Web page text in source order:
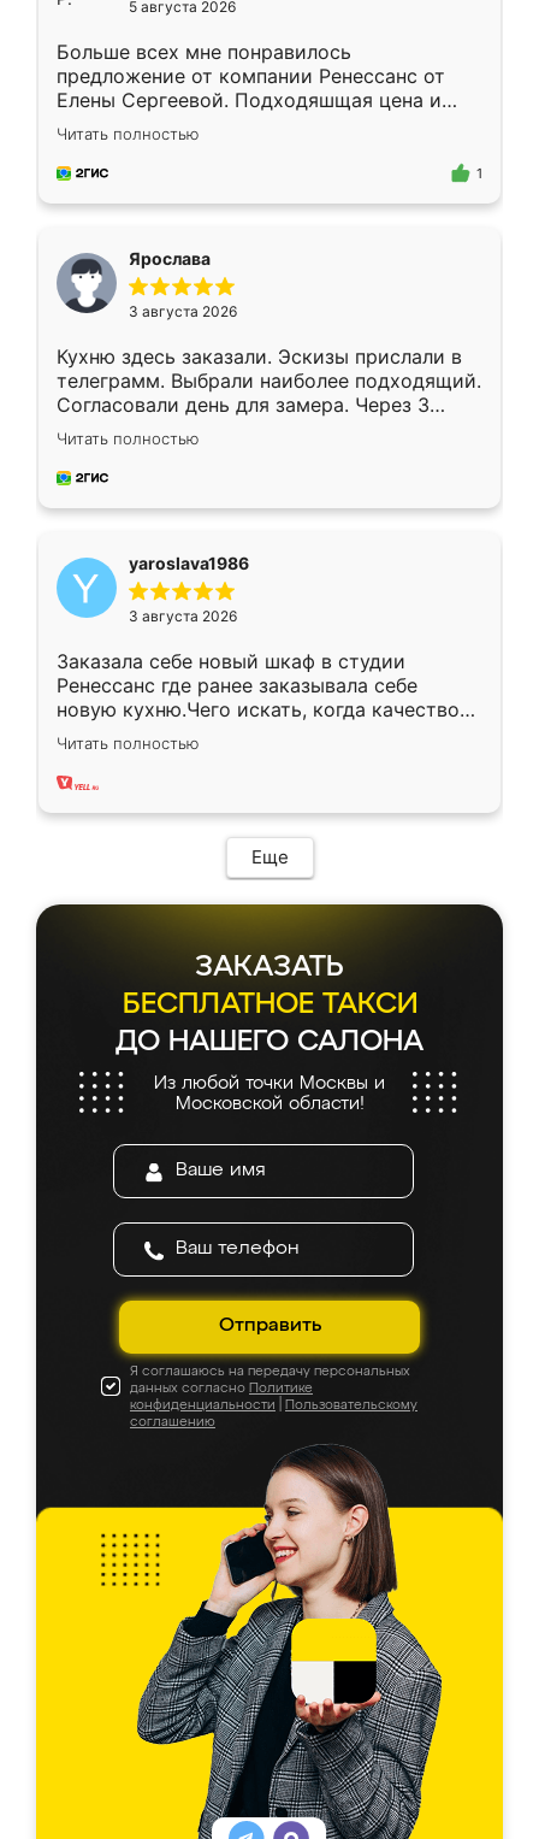
5 августа 2026
Больше всех мне понравилось
предложение от компании Ренессанс от
Елены Сергеевой. Подходяшщая цена и
короткие сроки изготовления. Приехавший
для замера сотрудник Владислав
предложил по моему эскизу самый
Читать полностью
1
Ярослава
3 августа 2026
Кухню здесь заказали. Эскизы прислали в
телеграмм. Выбрали наиболее подходящий.
Согласовали день для замера. Через 3
недели кухня была уже готова. Остались
довольны работой. Спасибо Ренессанс
мебель за качественную работу!
Читать полностью
yaroslava1986
3 августа 2026
Заказала себе новый шкаф в студии
Ренессанс где ранее заказывала себе
новую кухню.Чего искать, когда качеством
вполне довольна. Служит кухня уже почти
два года, нареканий нет.
Читать полностью
Еще
ЗАКАЗАТЬ
БЕСПЛАТНОЕ ТАКСИ
ДО НАШЕГО САЛОНА
Из любой точки Москвы и
Московской области!
Отправить
Я соглашаюсь на передачу персональных
данных согласно Политике
конфиденциальности
Пользовательскому
соглашению